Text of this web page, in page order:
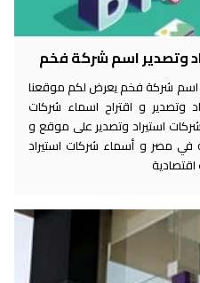
وتصدير اسم شركة فخم
اسم شركة فخم يعرض لكم موقعنا
وتصدير و اقتراح اسماء شركات
شركات استيراد وتصدير على موقع و
في مصر و أسماء شركات استيراد